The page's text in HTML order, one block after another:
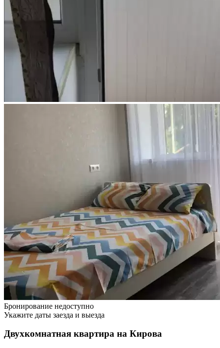
Бронирование недоступно
Укажите даты заезда и выезда
Двухкомнатная квартира на Кирова